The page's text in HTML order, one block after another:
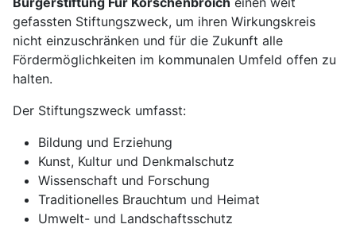
gefassten Stiftungszweck, um ihren Wirkungskreis
nicht einzuschränken und für die Zukunft alle
Fördermöglichkeiten im kommunalen Umfeld offen zu
halten.
Der Stiftungszweck umfasst:
Bildung und Erziehung
Kunst, Kultur und Denkmalschutz
Wissenschaft und Forschung
Traditionelles Brauchtum und Heimat
Umwelt- und Landschaftsschutz